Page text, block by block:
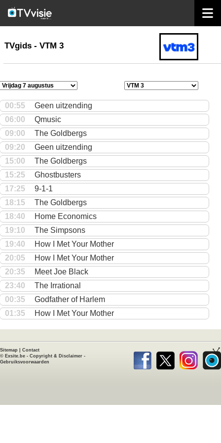
TVgids
TVgids - VTM 3
00:55
Geen uitzending
06:00
Qmusic
09:00
The Goldbergs
09:20
Geen uitzending
15:00
The Goldbergs
15:25
Ghostbusters
17:25
9-1-1
18:15
The Goldbergs
18:40
Home Economics
19:10
The Simpsons
19:40
How I Met Your Mother
20:05
How I Met Your Mother
20:35
Meet Joe Black
23:40
The Irrational
00:35
Godfather of Harlem
01:35
How I Met Your Mother
Sitemap
Contact
© Exsite.be - Copyright & Disclaimer -
Gebruiksvoorwaarden